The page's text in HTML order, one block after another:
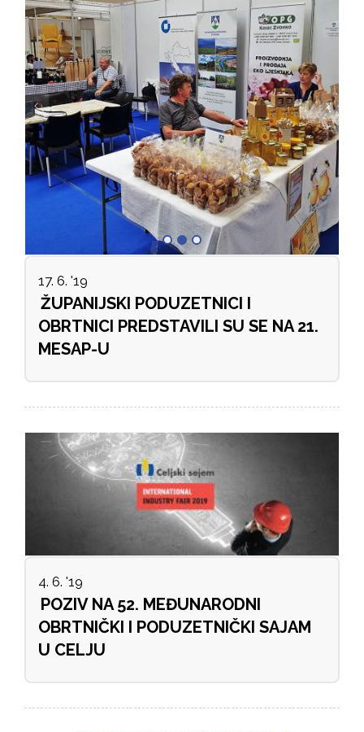
17. 6. '19
ŽUPANIJSKI PODUZETNICI I
OBRTNICI PREDSTAVILI SU SE NA 21.
MESAP-U
4. 6. '19
POZIV NA 52. MEĐUNARODNI
OBRTNIČKI I PODUZETNIČKI SAJAM
U CELJU